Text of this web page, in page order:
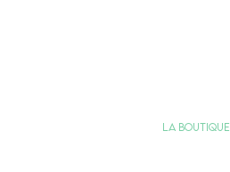
La boutique